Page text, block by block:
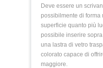
Deve essere un
possibilmente di
superficie quanto più
possibile inserire
una lastra di vetro
colorato capace di
maggiore.